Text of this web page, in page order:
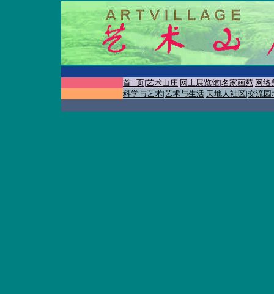
首 页|艺术山庄| 网上展览馆|名家画苑| 网络
科学与艺术|艺术与生活|天地人社区|交流园